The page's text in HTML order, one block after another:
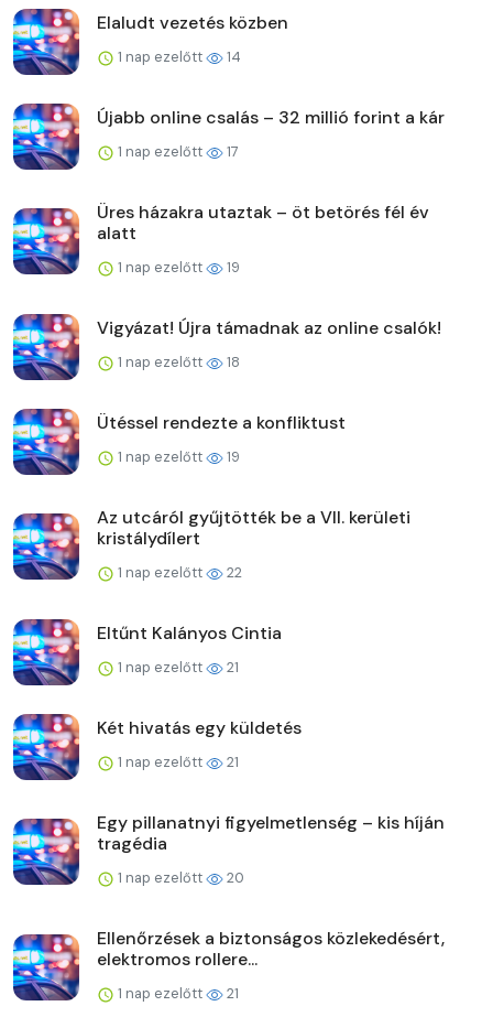
Elaludt vezetés közben
1 nap ezelőtt 14
Újabb online csalás – 32 millió forint a kár
1 nap ezelőtt 17
Üres házakra utaztak – öt betörés fél év
alatt
1 nap ezelőtt 19
Vigyázat! Újra támadnak az online csalók!
1 nap ezelőtt 18
Ütéssel rendezte a konfliktust
1 nap ezelőtt 19
Az utcáról gyűjtötték be a VII. kerületi
kristálydílert
1 nap ezelőtt 22
Eltűnt Kalányos Cintia
1 nap ezelőtt 21
Két hivatás egy küldetés
1 nap ezelőtt 21
Egy pillanatnyi figyelmetlenség – kis híján
tragédia
1 nap ezelőtt 20
Ellenőrzések a biztonságos közlekedésért,
elektromos rollere...
1 nap ezelőtt 21